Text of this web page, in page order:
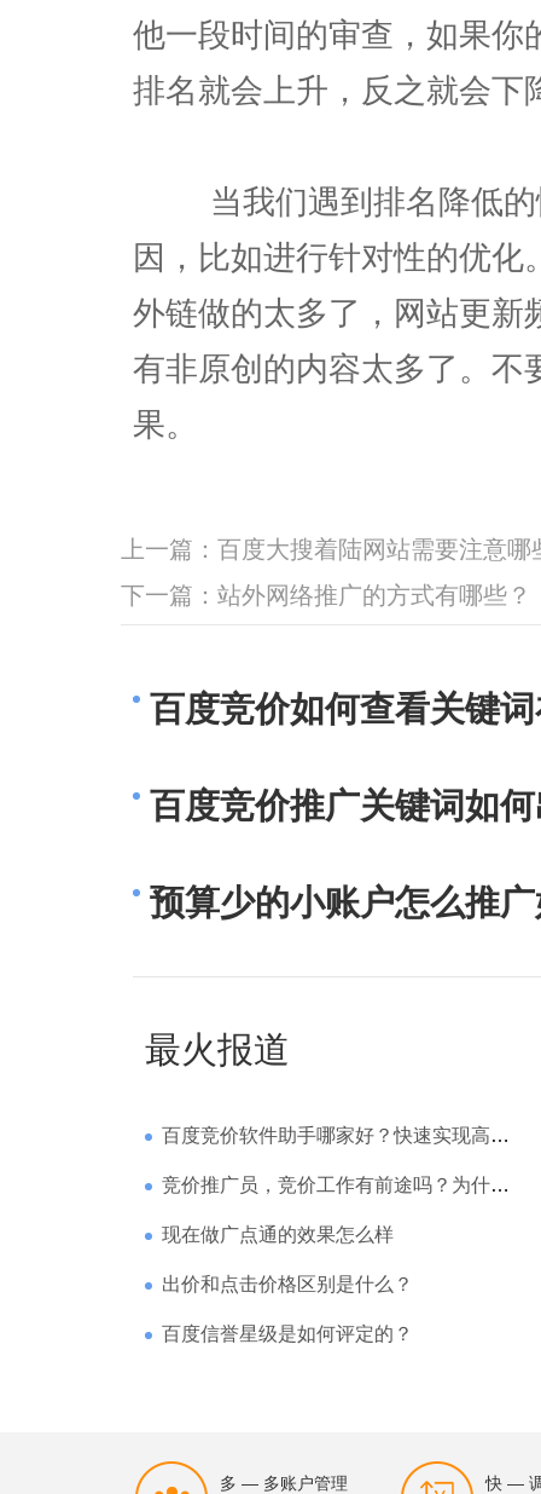
他一段时间的审查，如果你
排名就会上升，反之就会下
当我们遇到排名降低的
因，比如进行针对性的优
外链做的太多了，网站更新
有非原创的内容太多了。不
果。
上一篇： 百度大搜着陆网站需要注意哪
下一篇： 站外网络推广的方式有哪些？
百度竞价如何查看关键
百度竞价推广关键词如
预算少的小账户怎么推
最火报道
百度竞价软件助手哪家好？快速实现高回报哪家强？
竞价推广员，竞价工作有前途吗？为什么待遇那么高
现在做广点通的效果怎么样
出价和点击价格区别是什么？
百度信誉星级是如何评定的？
多 — 多账户管理 快 —